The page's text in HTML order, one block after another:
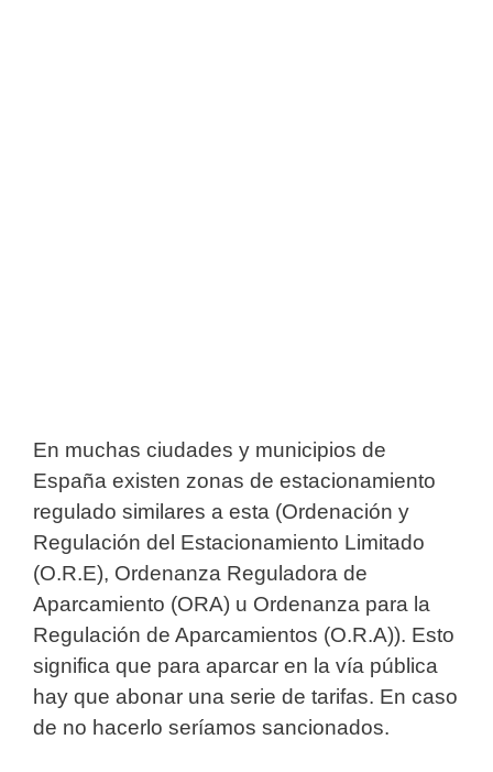
En muchas ciudades y municipios de
España existen zonas de estacionamiento
regulado similares a esta (Ordenación y
Regulación del Estacionamiento Limitado
(O.R.E), Ordenanza Reguladora de
Aparcamiento (ORA) u Ordenanza para la
Regulación de Aparcamientos (O.R.A)). Esto
significa que para aparcar en la vía pública
hay que abonar una serie de tarifas. En caso
de no hacerlo seríamos sancionados.